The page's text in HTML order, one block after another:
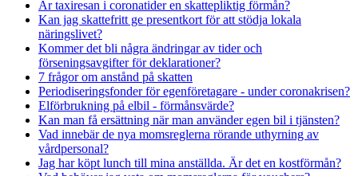
Är taxiresan i coronatider en skattepliktig förmån?
Kan jag skattefritt ge presentkort för att stödja lokala
näringslivet?
Kommer det bli några ändringar av tider och
förseningsavgifter för deklarationer?
7 frågor om anstånd på skatten
Periodiseringsfonder för egenföretagare - under coronakrisen?
Elförbrukning på elbil - förmånsvärde?
Kan man få ersättning när man använder egen bil i tjänsten?
Vad innebär de nya momsreglerna rörande uthyrning av
vårdpersonal?
Jag har köpt lunch till mina anställda. Är det en kostförmån?